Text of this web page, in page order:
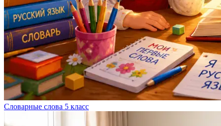
Словарные слова 5 класс